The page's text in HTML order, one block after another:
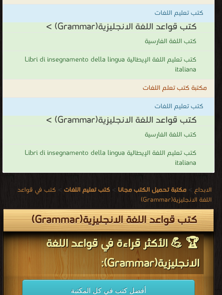
كتب تعليم اللغات
كتب قواعد اللغة الانجليزية(Grammar) >
كتب اللغة الفارسية
كتب تعليم اللغة الإيطالية Libri di insegnamento della lingua
italiana
مكتبة كتب تعلم اللغات
كتب تعليم اللغات
كتب قواعد اللغة الانجليزية(Grammar) >
كتب اللغة الفارسية
كتب تعليم اللغة الإيطالية Libri di insegnamento della lingua
italiana
الابداع > مكتبة تحميل الكتب مجانا > كتب تعليم اللغات > كتب في قواعد
اللغة الانجليزية(Grammar)
كتب قواعد اللغة الانجليزية(Grammar)
🏆 💪 الأكثر قراءة في قواعد اللغة
الانجليزية(Grammar):
أفضل كتب في كل المكتبة